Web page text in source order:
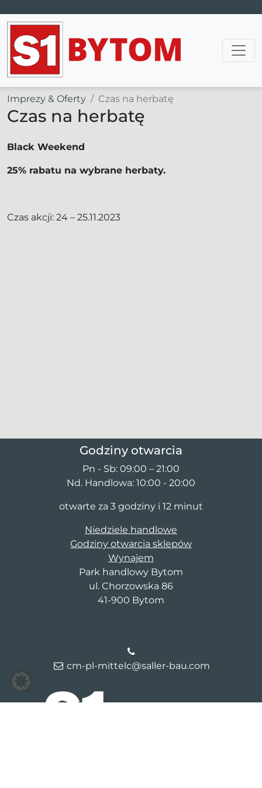
Main Navigation
Imprezy & Oferty Czas na herbatę
Czas na herbatę
Black Weekend
25% rabatu na wybrane herbaty.
Czas akcji: 24 – 25.11.2023
Godziny otwarcia
Pn - Sb: 09:00 – 21:00
Nd. Handlowa: 10:00 - 20:00
otwarte za 3 godziny i 12 minut
Niedziele handlowe
Godziny otwarcia sklepów
Wynajem
Park handlowy Bytom
ul. Chorzowska 86
41-900 Bytom
cm-pl-mittelc@saller-bau.com